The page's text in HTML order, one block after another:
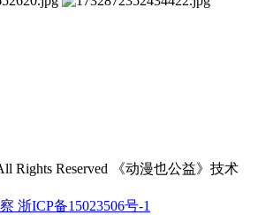
Rights Reserved 《动漫也公益》技术
浙ICP备15023506号-1